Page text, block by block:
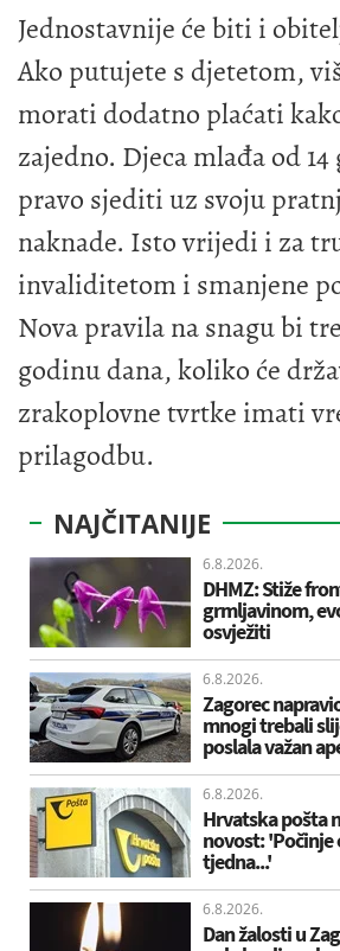
Jednostavnije će biti i
Ako putujete s djetetom,
morati dodatno plaćati
zajedno. Djeca mlađa od
pravo sjediti uz svoju
naknade. Isto vrijedi i za
invaliditetom i smanjene
Nova pravila na snagu bi
godinu dana, koliko će
zrakoplovne tvrtke imati
prilagodbu.
NAJČITANIJE
6.8.2026.
DHMZ: Stiže
grmljavinom,
osvježiti
6.8.2026.
Zagorec
mnogi trebali
poslala važan
6.8.2026.
Hrvatska pošta
novost: 'Počinje
tjedna...'
6.8.2026.
Dan žalosti u